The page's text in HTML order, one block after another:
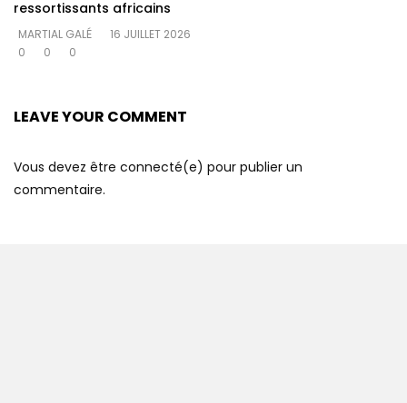
ressortissants africains
MARTIAL GALÉ
16 JUILLET 2026
0
0 0
LEAVE YOUR COMMENT
Vous devez être connecté(e) pour publier un
commentaire.